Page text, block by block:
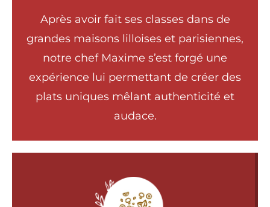
Après avoir fait ses classes dans de
grandes maisons lilloises et parisiennes,
notre chef Maxime s’est forgé une
expérience lui permettant de créer des
plats uniques mêlant authenticité et
audace.